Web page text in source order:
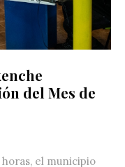
del Mes de
horas, el municipio